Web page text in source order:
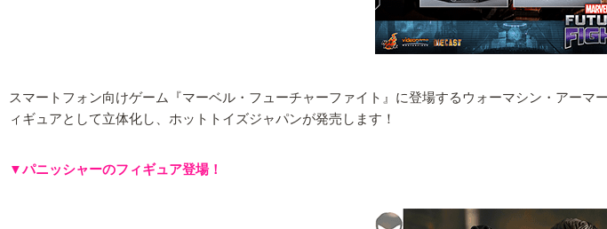
スマートフォン向けゲーム『マーベル・フューチャーファイト』に登場するウォーマシン・アー
ィギュアとして立体化し、ホットトイズジャパンが発売します！
▼パニッシャーのフィギュア登場！